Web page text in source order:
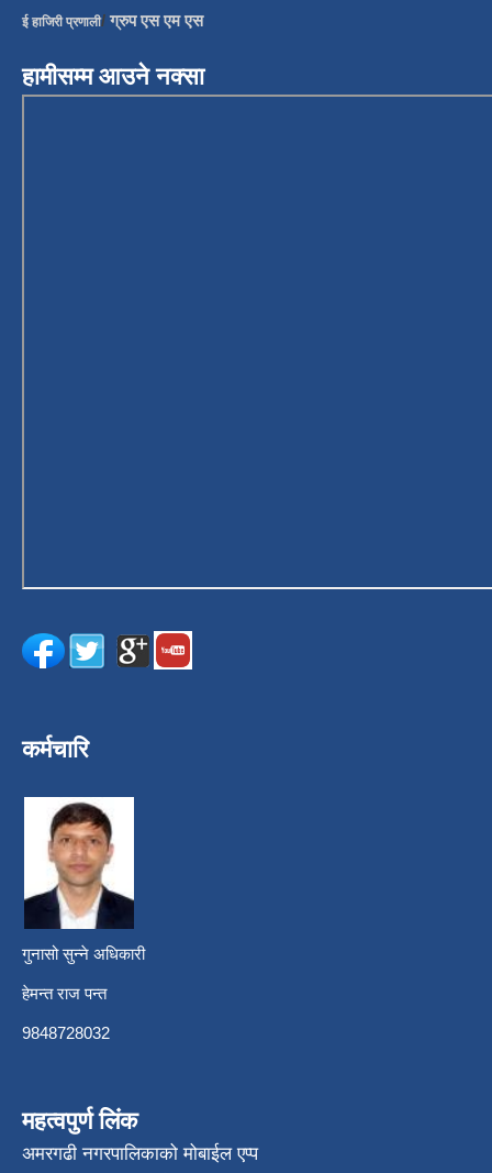
ई हाजिरी प्रणाली/ग्रुप एस एम एस
हामीसम्म आउने नक्सा
कर्मचारि
गुनासो सुन्ने अधिकारी
हेमन्त राज पन्त
9848728032
महत्वपुर्ण लिंक
अमरगढी नगरपालिकाको मोबाईल एप्प